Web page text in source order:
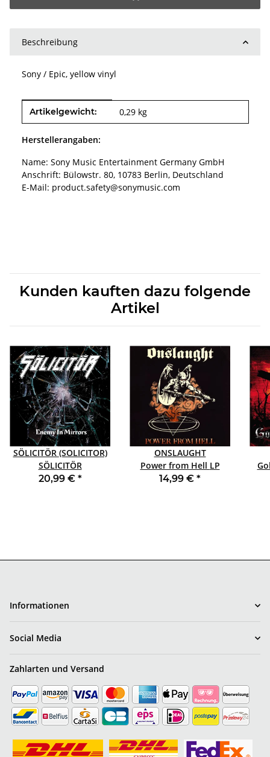
Beschreibung
Sony / Epic, yellow vinyl
Produkteigenschaft
Wert
Artikelgewicht: 0,29 kg
Herstellerangaben:
Name: Sony Music Entertainment Germany GmbH
Anschrift: Bülowstr. 80, 10783 Berlin, Deutschland
E-Mail: product.safety@sonymusic.com
Kunden kauften dazu folgende
Artikel
SÖLICITÖR (SOLICITOR)
SÖLICITÖR
(SOLICITOR)Enemy in
20,99 € *
ONSLAUGHT
Power from Hell LP
BLACK
14,99 € *
Informationen
Social Media
Zahlarten und Versand